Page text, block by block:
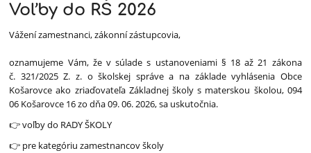
Voľby do RŠ 2026
Vážení zamestnanci, zákonní zástupcovia,
oznamujeme Vám, že v súlade s ustanoveniami § 18 až 21 zákona
č. 321/2025 Z. z. o školskej správe a na základe vyhlásenia Obce
Košarovce ako zriaďovateľa Základnej školy s materskou školou, 094
06 Košarovce 16 zo dňa 09. 06. 2026, sa uskutočnia.
👉 voľby do RADY ŠKOLY
👉 pre kategóriu zamestnancov školy